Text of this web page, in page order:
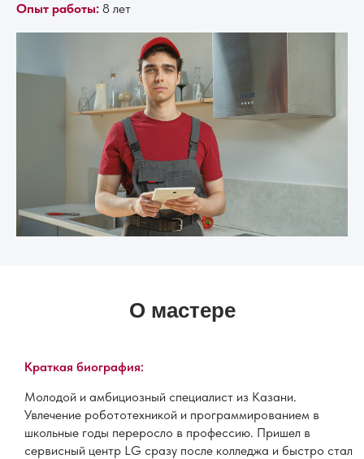
Опыт работы: 8 лет
О мастере
Краткая биография:
Молодой и амбициозный специалист из Казани.
Увлечение робототехникой и программированием в
школьные годы переросло в профессию. Пришел в
сервисный центр LG сразу после колледжа и быстро стал